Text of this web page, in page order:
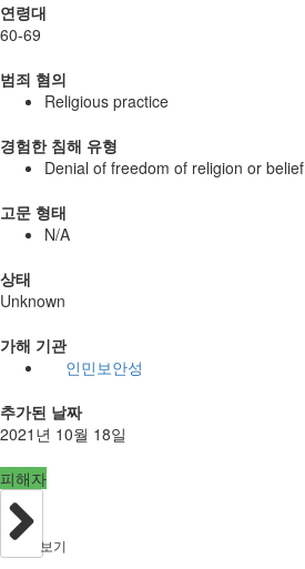
연령대
60-69
범죄 혐의
Religious practice
경험한 침해 유형
Denial of freedom of religion or belief
고문 형태
N/A
상태
Unknown
가해 기관
인민보안성
추가된 날짜
2021년 10월 18일
피해자
보기